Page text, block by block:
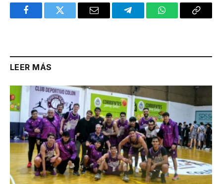
FacebookTwitter Email TelegramWhatsAppCopy
LEER MÁS